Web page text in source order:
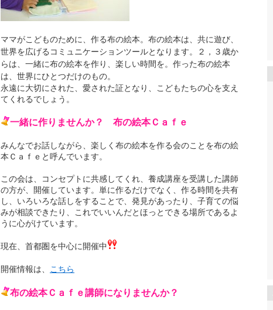
ママがこどものために、作る布の絵本。布の絵本は、共に遊び、
世界を広げるコミュニケーションツールとなります。２，３歳か
らは、一緒に布の絵本を作り、楽しい時間を。作った布の絵本
は、世界にひとつだけのもの。
永遠に大切にされた、愛された証となり、こどもたちの心を支え
てくれるでしょう。
一緒に作りませんか？ 布の絵本Ｃａｆｅ
みんなでお話しながら、楽しく布の絵本を作る会のことを布の絵
本Ｃａｆｅと呼んでいます。
この会は、コンセプトに共感してくれ、養成講座を受講した講師
の方が、開催しています。単に作るだけでなく、作る時間を共有
し、いろいろな話しをすることで、発見があったり、子育ての悩
みが相談できたり、これでいいんだとほっとできる場所であるよ
うに心がけています。
現在、首都圏を中心に開催中
開催情報は、 こちら
布の絵本Ｃａｆｅ講師になりませんか？